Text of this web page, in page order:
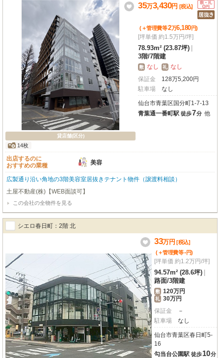
貸店舗(区分)
14枚
35万3,430円 [税込]
(＋管理費等2万6,180円)
[坪単価 約1.5万円/坪]
78.93m² (23.87坪)
3階/7階建
敷 なし 礼 なし
保証金
128万5,200円
駐車場
なし
仙台市青葉区国分町1-7-13
青葉通一番町駅 徒歩7分 他
出店するのに
おすすめの業種
美容
広製通り沿い角地の3階美容室居抜きテナント物件（譲渡料相談）
土屋不動産(株)【WEB面談可】
この会社の全物件を見る
シエロ春日町：2階 北
33万円 [税込]
(＋管理費等-円)
[坪単価 約1.2万円/坪]
94.57m² (28.6坪)
路面/3階建
敷 120万円
礼 30万円
保証金
－
駐車場
なし
仙台市青葉区春日町5-
16
勾当台公園駅 徒歩10分